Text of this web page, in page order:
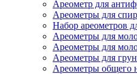
Ареометр для
Ареометры для
Набор ареометров
Ареометры для
Ареометры для
Ареометры для
Ареометры общего